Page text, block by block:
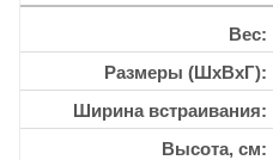
Вес
Размеры (ШхВхГ)
Ширина встраивания
Высота, см